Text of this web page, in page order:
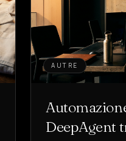
AUTRE
DeepAgent